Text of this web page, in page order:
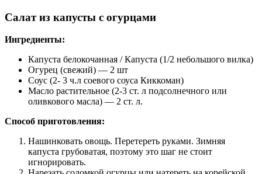
Салат из капусты с огурцами
Ингредиенты:
Капуста белокочанная / Капустa (1/2 небольшого вилка)
Огурец (свежий) — 2 шт
Соус (2- 3 ч.л соевого соуса Киккоман)
Масло растительное (2-3 ст. л подсолнечного или
оливкового масла) — 2 ст. л.
Способ приготовления:
Нашинковать овощь. Перетереть руками. Зимняя
капуста грубоватая, поэтому это шаг не стоит
игнорировать.